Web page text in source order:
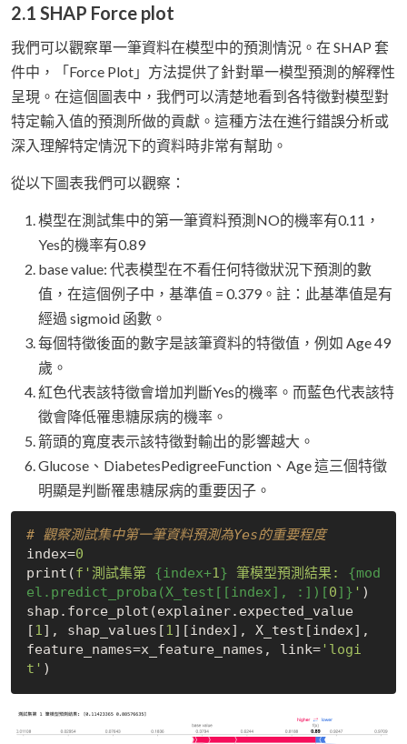
2.1 SHAP Force plot
我們可以觀察單一筆資料在模型中的預測情況。在 SHAP 套
件中，「Force Plot」方法提供了針對單一模型預測的解釋性
呈現。在這個圖表中，我們可以清楚地看到各特徵對模型對
特定輸入值的預測所做的貢獻。這種方法在進行錯誤分析或
深入理解特定情況下的資料時非常有幫助。
從以下圖表我們可以觀察：
模型在測試集中的第一筆資料預測NO的機率有0.11，
Yes的機率有0.89
base value: 代表模型在不看任何特徵狀況下預測的數
值，在這個例子中，基準值 = 0.379。註：此基準值是有
經過 sigmoid 函數。
每個特徵後面的數字是該筆資料的特徵值，例如 Age 49
歲。
紅色代表該特徵會增加判斷Yes的機率。而藍色代表該特
徵會降低罹患糖尿病的機率。
箭頭的寬度表示該特徵對輸出的影響越大。
Glucose、DiabetesPedigreeFunction、Age 這三個特徵
明顯是判斷罹患糖尿病的重要因子。
# 觀察測試集中第一筆資料預測為Yes的重要程度
index=0
print(f'測試集第 {index+1} 筆模型預測結果: {mod
el.predict_proba(X_test[[index], :])[0]} ' )
shap.force_plot(explainer.expected_value
[1], shap_values[1][index], X_test[index],
feature_names=x_feature_names, link='logi
t'